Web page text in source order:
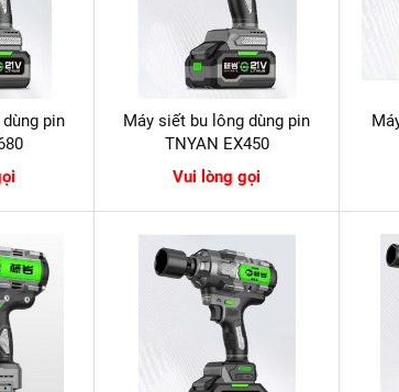
pin
Máy siết bu lông dùng pin
TNYAN EX450
Vui lòng gọi